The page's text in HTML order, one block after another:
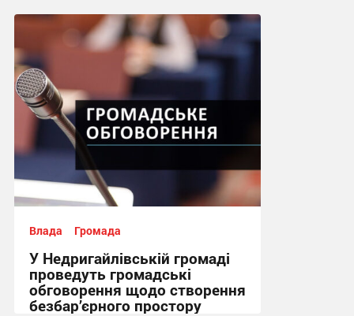
Влада Громада
У Недригайлівській громаді
проведуть громадські
обговорення щодо створення
безбар’єрного простору